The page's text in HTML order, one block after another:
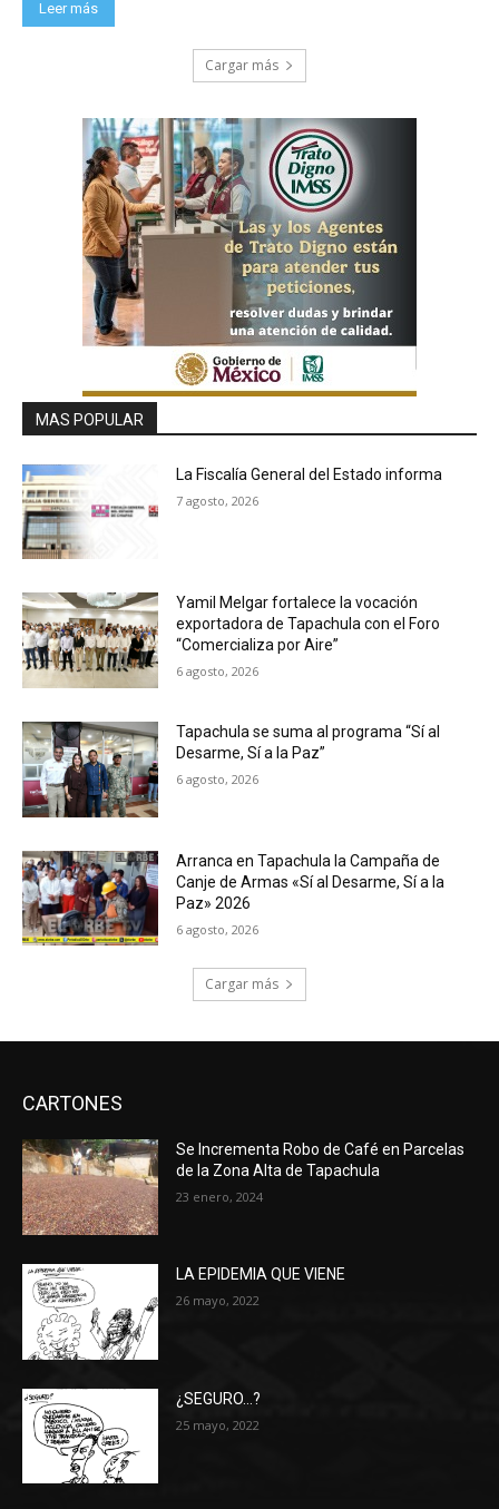
Leer más
Cargar más
MAS POPULAR
La Fiscalía General del Estado informa
7 agosto, 2026
Yamil Melgar fortalece la vocación
exportadora de Tapachula con el Foro
“Comercializa por Aire”
6 agosto, 2026
Tapachula se suma al programa “Sí al
Desarme, Sí a la Paz”
6 agosto, 2026
Arranca en Tapachula la Campaña de
Canje de Armas «Sí al Desarme, Sí a la
Paz» 2026
6 agosto, 2026
Cargar más
CARTONES
Se Incrementa Robo de Café en Parcelas
de la Zona Alta de Tapachula
23 enero, 2024
LA EPIDEMIA QUE VIENE
26 mayo, 2022
¿SEGURO…?
25 mayo, 2022